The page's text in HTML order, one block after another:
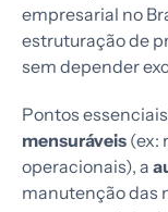
empresarial no
estruturação de
sem depender
Pontos
mensuráveis (ex:
operacionais), a
manutenção das